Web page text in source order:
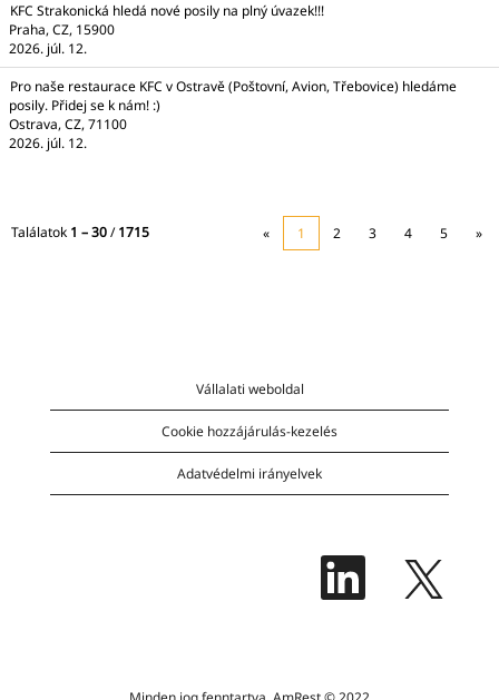
KFC Strakonická hledá nové posily na plný úvazek!!!
Praha, CZ, 15900
2026. júl. 12.
Pro naše restaurace KFC v Ostravě (Poštovní, Avion, Třebovice) hledáme
posily. Přidej se k nám! :)
Ostrava, CZ, 71100
2026. júl. 12.
Találatok 1 – 30/1715 « 1 2 3 4 5 »
Vállalati weboldal
Cookie hozzájárulás-kezelés
Adatvédelmi irányelvek
Ú
ü
l
Ú
f
ü